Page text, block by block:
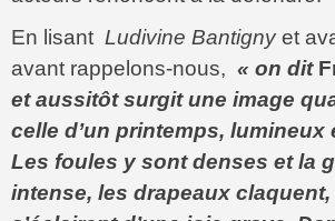
En lisant Ludivine Bantignyet
avant rappelons-nous, « on dit
et aussitôt surgit une image
celle d’un printemps, lumineux
Les foules y sont denses et la
intense, les drapeaux